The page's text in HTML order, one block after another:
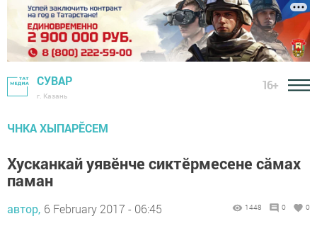
СУВАР
г. Казань
16+
ЧНКА ХЫПАРӖСЕМ
Хусканкай уявӗнче сиктӗрмесене сăмах
паман
автор, 6 February 2017 - 06:45 1448 0 0